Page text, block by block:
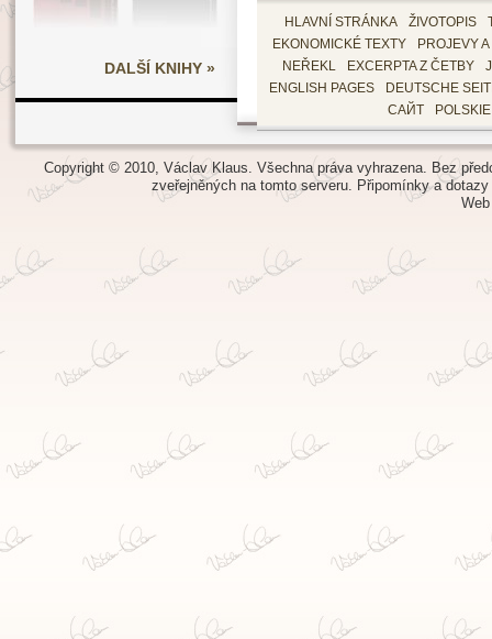
DALŠÍ KNIHY »
HLAVNÍ STRÁNKA ŽIVOTOPIS
EKONOMICKÉ TEXTY
PROJEVY
NEŘEKL
EXCERPTA Z ČETBY
ENGLISH PAGES
DEUTSCHE
САЙТ
Copyright © 2010, Václav Klaus. Všechna práva vyhrazena. Bez
zveřejněných na tomto serveru. Připomínky a